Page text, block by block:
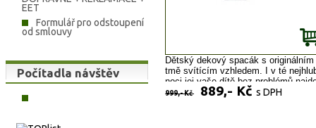
EET
Formulář pro odstoupení
od smlouvy
Počítadla návštěv
Dětský dekový spacák s originálním
tmě svítícím vzhledem. I v té
noci jej vaše dítě bez problémů
999,- Kč 889,- Kč s DPH